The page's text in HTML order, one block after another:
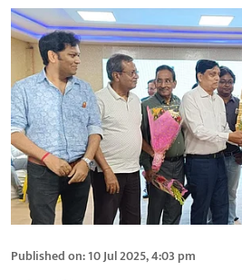
Published on:10 Jul 2025, 4:03 pm